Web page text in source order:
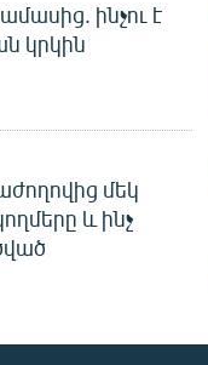
ինչու է
կրկին
մեկ
և ինչ